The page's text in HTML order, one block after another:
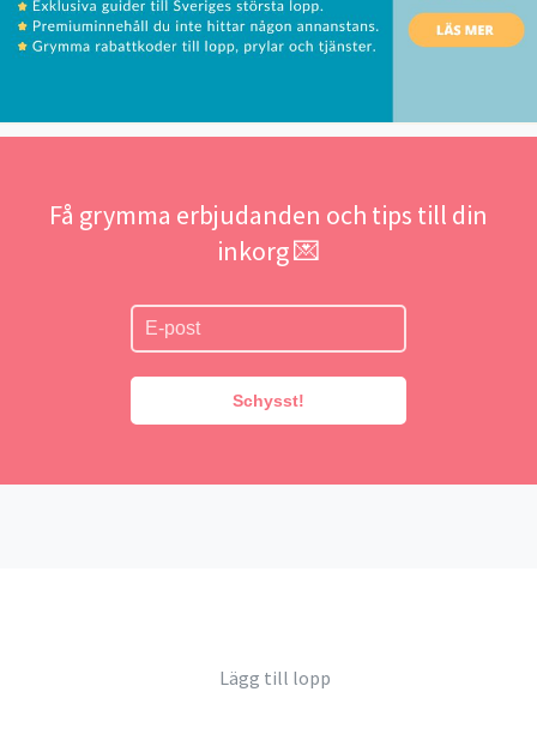
Få grymma erbjudanden och tips till din
inkorg 💌
Schysst!
Lägg till lopp